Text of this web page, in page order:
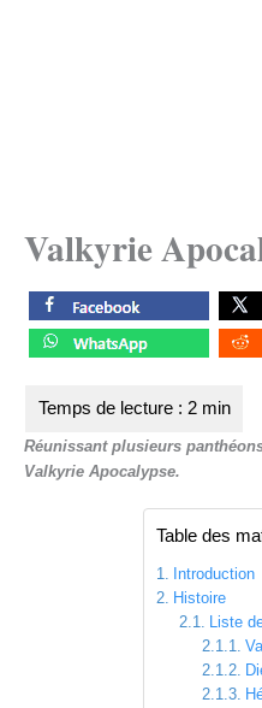
Valkyrie
Réunissant plusieurs
Valkyrie Apocalypse.
Table des
Introduction
Histoire
Liste